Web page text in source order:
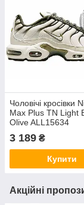
Чоловічі кросівки
Max Plus TN Light
Olive ALL15634
3 189 ₴
Купити
Акційні